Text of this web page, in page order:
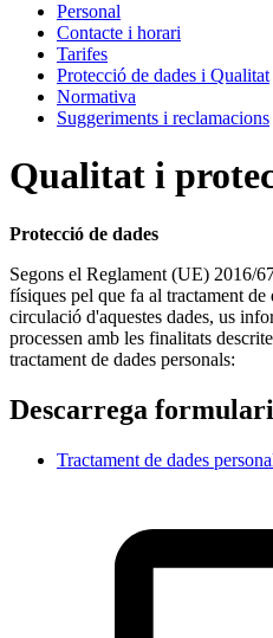
Personal
Contacte i horari
Tarifes
Protecció de dades i Qualitat
Normativa
Suggeriments i reclamacions
Qualitat i
Protecció de dades
Segons el Reglament (UE) 2016/
físiques pel que fa al tractament
circulació d'aquestes dades, us
processen amb les finalitats
tractament de dades personals:
Descarrega formulari
Tractament de dades